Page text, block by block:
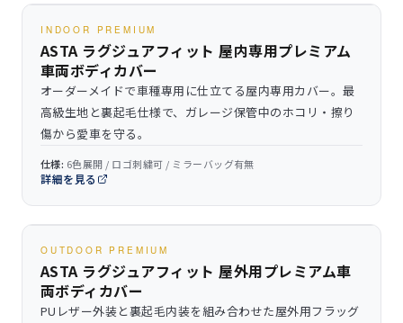
INDOOR PREMIUM
ASTA ラグジュアフィット 屋内専用プレミアム
車両ボディカバー
オーダーメイドで車種専用に仕立てる屋内専用カバー。最
高級生地と裏起毛仕様で、ガレージ保管中のホコリ・擦り
傷から愛車を守る。
仕様: 6色展開 / ロゴ刺繍可 / ミラーバッグ有無
詳細を見る
OUTDOOR PREMIUM
ASTA ラグジュアフィット 屋外用プレミアム車
両ボディカバー
PUレザー外装と裏起毛内装を組み合わせた屋外用フラッグ